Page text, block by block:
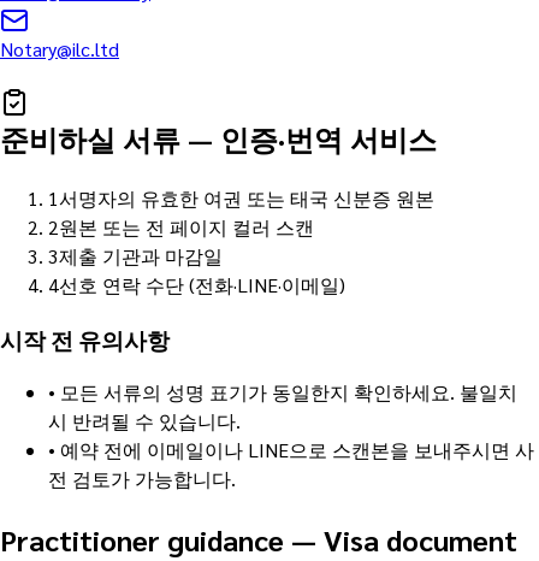
Notary@ilc.ltd
준비하실 서류 — 인증·번역 서비스
1서명자의 유효한 여권 또는 태국 신분증 원본
2원본 또는 전 페이지 컬러 스캔
3제출 기관과 마감일
4선호 연락 수단 (전화·LINE·이메일)
시작 전 유의사항
• 모든 서류의 성명 표기가 동일한지 확인하세요. 불일치
시 반려될 수 있습니다.
• 예약 전에 이메일이나 LINE으로 스캔본을 보내주시면 사
전 검토가 가능합니다.
Practitioner guidance — Visa document